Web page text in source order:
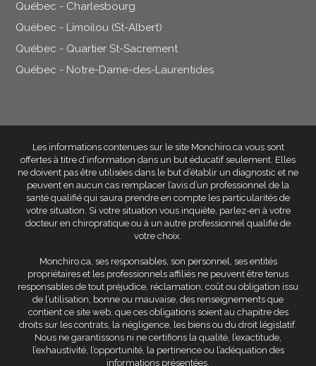
Québec - Charlesbourg
Québec - Limoilou (St-Albert)
Québec - Quartier St-Sacrement
Québec - Notre-Dame-des-Laurentides
Les informations contenues sur le site Monchiro.ca vous sont
offertes à titre d’information dans un but éducatif seulement . Elles
ne doivent pas être utilisées dans le but d’établir un diagnostic et ne
peuvent en aucun cas remplacer l’avis d’un professionnel de la
santé qualifié qui saura prendre en compte les particularités de
votre situation. Si votre situation vous inquiète, parlez-en à votre
docteur en chiropratique ou à un autre professionnel qualifié de
votre choix.
Monchiro.ca, ses responsables, son personnel, ses entités
propriétaires et les professionnels affiliés ne peuvent être tenus
responsables de tout préjudice, réclamation, coût ou obligation issu
de l’utilisation, bonne ou mauvaise, des renseignements que
contient ce site web, que ces obligations soient au chapitre des
droits sur les contrats, la négligence, les biens ou du droit législatif.
Nous ne garantissons ni ne certifions la qualité, l’exactitude,
l’exhaustivité, l’opportunité, la pertinence ou l’adéquation des
informations présentées.